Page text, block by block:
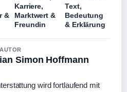
&
Karriere,
Marktwert &
Freundin
Text,
Bedeutung
& Erklärung
Simon Hoffmann
wird fortlaufend mit